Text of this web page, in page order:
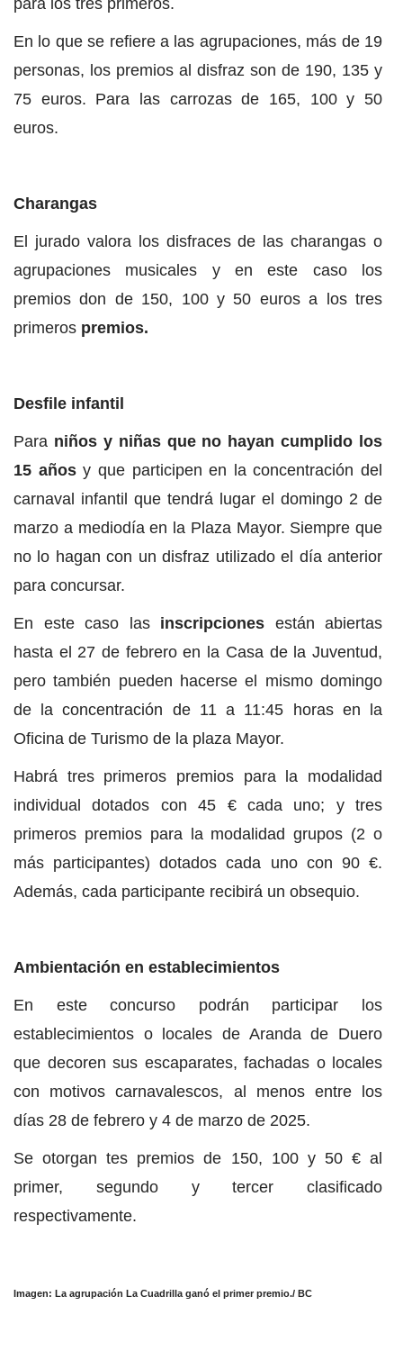
para los tres primeros.
En lo que se refiere a las agrupaciones, más de 19
personas, los premios al disfraz son de 190, 135 y
75 euros. Para las carrozas de 165, 100 y 50
euros.
Charangas
El jurado valora los disfraces de las charangas o
agrupaciones musicales y en este caso los
premios don de 150, 100 y 50 euros a los tres
primeros premios.
Desfile infantil
Para niños y niñas que no hayan cumplido los
15 añosy que participen en la concentración del
carnaval infantil que tendrá lugar el domingo 2 de
marzo a mediodía en la Plaza Mayor. Siempre que
no lo hagan con un disfraz utilizado el día anterior
para concursar.
En este caso las inscripciones están abiertas
hasta el 27 de febrero en la Casa de la Juventud,
pero también pueden hacerse el mismo domingo
de la concentración de 11 a 11:45 horas en la
Oficina de Turismo de la plaza Mayor.
Habrá tres primeros premios para la modalidad
individual dotados con 45 € cada uno; y tres
primeros premios para la modalidad grupos (2 o
más participantes) dotados cada uno con 90 €.
Además, cada participante recibirá un obsequio.
Ambientación en establecimientos
En este concurso podrán participar los
establecimientos o locales de Aranda de Duero
que decoren sus escaparates, fachadas o locales
con motivos carnavalescos, al menos entre los
días 28 de febrero y 4 de marzo de 2025.
Se otorgan tes premios de 150, 100 y 50 € al
primer, segundo y tercer clasificado
respectivamente.
Imagen: La agrupación La Cuadrilla ganó el primer premio./ BC